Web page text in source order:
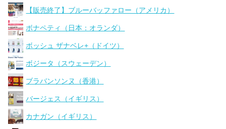
【販売終了】ブルーバッファロー（アメリカ）
ボナペティ（日本：オランダ）
ボッシュ ザナベレ+（ドイツ）
ボジータ（スウェーデン）
ブラバンソンヌ（香港）
バージェス（イギリス）
カナガン（イギリス）